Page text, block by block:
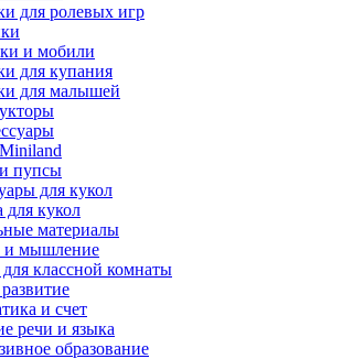
для ролевых игр
и мобили
для купания
для малышей
пупсы
для кукол
кукол
материалы
и мышление
классной комнаты
и счет
речи и языка
образование